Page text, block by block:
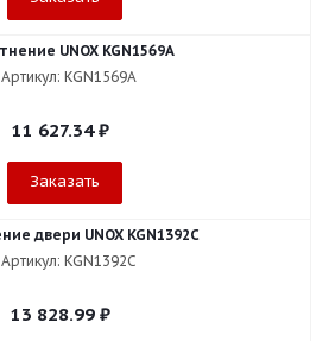
UNOX KGN1569A
Артикул: KGN1569A
11 627.34₽
Заказать
двери UNOX KGN1392C
Артикул: KGN1392C
13 828.99₽